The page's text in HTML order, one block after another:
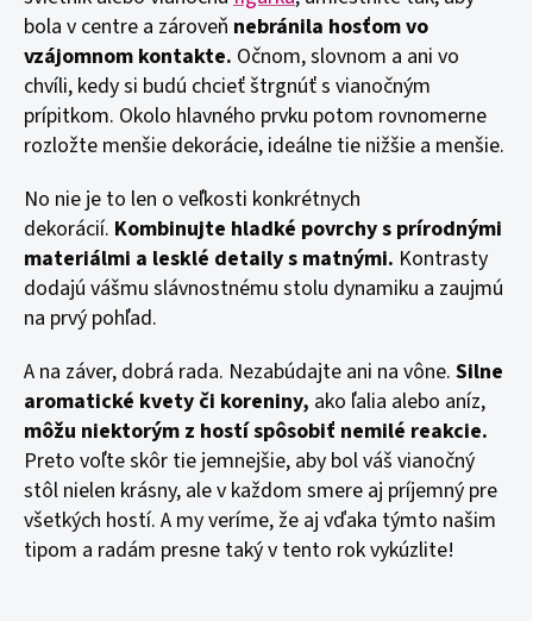
bola v centre a zároveň nebránila hosťom vo
vzájomnom kontakte. Očnom, slovnom a ani vo
chvíli, kedy si budú chcieť štrgnúť s vianočným
prípitkom. Okolo hlavného prvku potom rovnomerne
rozložte menšie dekorácie, ideálne tie nižšie a menšie.
No nie je to len o veľkosti konkrétnych
dekorácií. Kombinujte hladké povrchy s prírodnými
materiálmi a lesklé detaily s matnými. Kontrasty
dodajú vášmu slávnostnému stolu dynamiku a zaujmú
na prvý pohľad.
A na záver, dobrá rada. Nezabúdajte ani na vône. Silne
aromatické kvety či koreniny, ako ľalia alebo aníz,
môžu niektorým z hostí spôsobiť nemilé reakcie.
Preto voľte skôr tie jemnejšie, aby bol váš vianočný
stôl nielen krásny, ale v každom smere aj príjemný pre
všetkých hostí. A my veríme, že aj vďaka týmto našim
tipom a radám presne taký v tento rok vykúzlite!